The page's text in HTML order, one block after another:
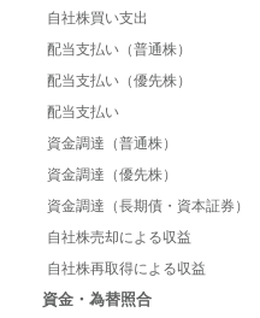
自社株買い支出
配当支払い（普通株）
配当支払い（優先株）
配当支払い
資金調達（普通株）
資金調達（優先株）
資金調達（長期債・資本証券）
自社株売却による収益
自社株再取得による収益
資金・為替照合